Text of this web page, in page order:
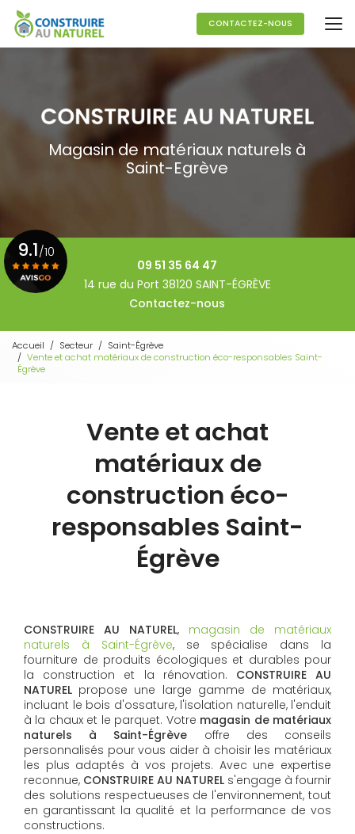
Aller
au
contenu
principal
CONTACTEZ-NOUS
Magasin de matériaux naturels à
Saint-Egrève
09 51 35 64 47
14 rue du Port 38120 SAINT-ÉGRÈVE
Contactez-nous
9.1/10
Accueil Secteur
Saint-Égrève
Vente et achat matériaux de construction éco-responsables Saint-
Égrève
Vente et achat
matériaux de
construction éco-
responsables Saint-
Égrève
CONSTRUIRE AU NATUREL, magasin de matériaux
naturels à Saint-Égrève, se spécialise dans la
fourniture de produits écologiques et durables pour
la construction et la rénovation. CONSTRUIRE AU
NATUREL propose une large gamme de matériaux,
incluant le bois d'ossature, l'isolation naturelle, l'enduit
à la chaux et le parquet. Votre magasin de matériaux
naturels à Saint-Égrève offre des conseils
personnalisés pour vous aider à choisir les matériaux
les plus adaptés à vos projets. Avec une expertise
reconnue, CONSTRUIRE AU NATUREL s'engage à fournir
des solutions respectueuses de l'environnement, tout
en garantissant la qualité et la performance de vos
constructions.